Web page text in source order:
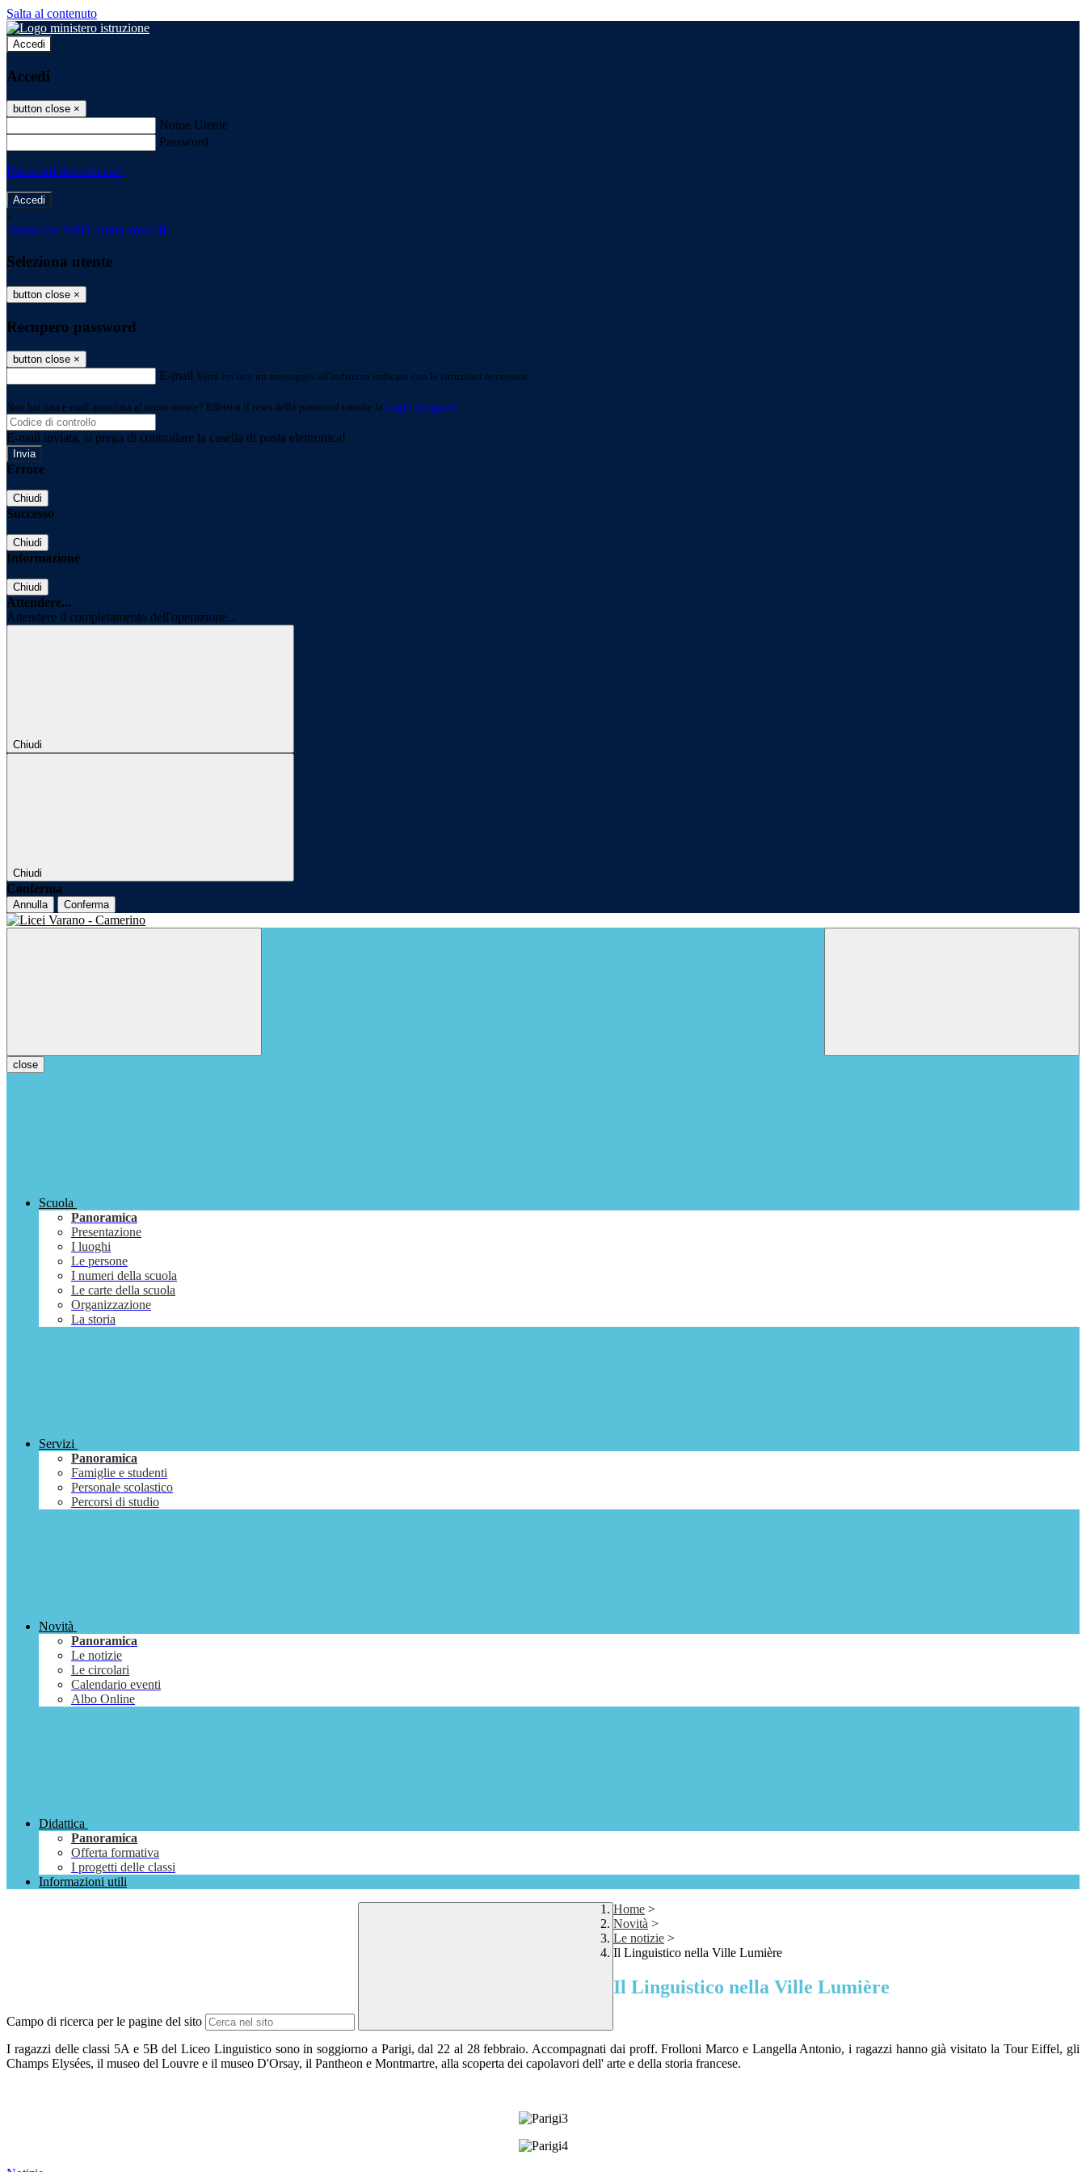
Salta al contenuto
Accedi
Accedi
button close ×
Nome Utente
Password
Password dimenticata?
-
Entra con SPID Entra con CIE
Seleziona utente
button close ×
Recupero password
button close ×
E-mail Verrà inviato un messaggio all'indirizzo indicato con le istruzioni necessarie.
Non hai una e-mail associata al nome utente? Effettua il reset della password tramite la Login Spaggiari
E-mail inviata, si prega di controllare la casella di posta elettronica!
Errore
Chiudi
Successo
Chiudi
Informazione
Chiudi
Attendere...
Attendere il completamento dell'operazione...
Chiudi
Chiudi
Conferma
Annulla Conferma
close
Scuola
Panoramica
Presentazione
I luoghi
Le persone
I numeri della scuola
Le carte della scuola
Organizzazione
La storia
Servizi
Panoramica
Famiglie e studenti
Personale scolastico
Percorsi di studio
Novità
Panoramica
Le notizie
Le circolari
Calendario eventi
Albo Online
Didattica
Panoramica
Offerta formativa
I progetti delle classi
Informazioni utili
Campo di ricerca per le pagine del sito
Home >
Novità >
Le notizie >
Il Linguistico nella Ville Lumière
Il Linguistico nella Ville Lumière
I ragazzi delle classi 5A e 5B del Liceo Linguistico sono in soggiorno a Parigi, dal 22 al 28 febbraio. Accompagnati dai proff. Frolloni Marco e Langella Antonio, i ragazzi hanno già visitato la Tour Eiffel, gli
Champs Elysées, il museo del Louvre e il museo D'Orsay, il Pantheon e Montmartre, alla scoperta dei capolavori dell' arte e della storia francese.